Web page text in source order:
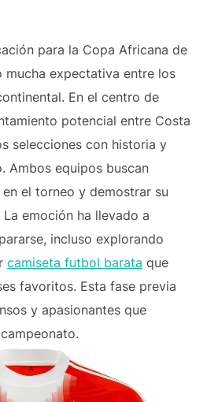
para la Copa Africana de
mucha expectativa entre los
En el centro de
potencial entre Costa
selecciones con historia y
Ambos equipos buscan
el torneo y demostrar su
emoción ha llevado a
incluso explorando
camiseta futbol barata que
favoritos. Esta fase previa
y apasionantes que